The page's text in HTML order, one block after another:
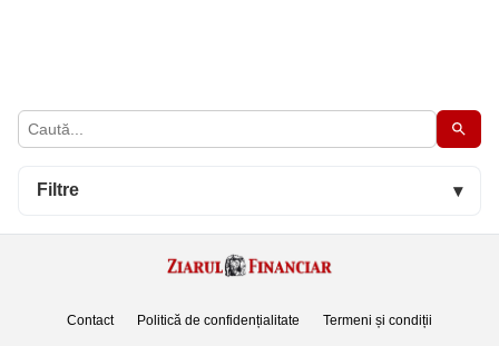
Filtre ▾
Contact Politică de confidențialitate Termeni și condiții